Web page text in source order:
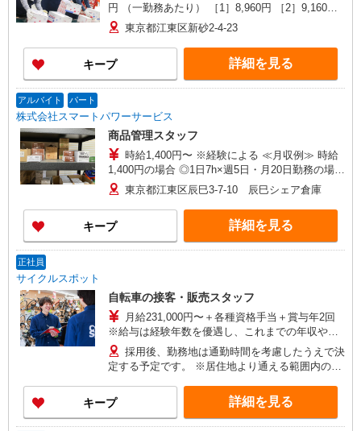
円 （一勤務あたり） ［1］8,960円 ［2］9,160円
［3］［4］［7］［9］18,200円 ［5］8,600円
［6］5,800円 ［8］11,400円 ※［3］［7］は2026
年9月末まで 時給1,500円（一勤務あたり19,200
円） ※時間帯によって割増手当が含まれます。
東京都江東区新砂2-4-23
キープ 詳細を見る
アルバイト パート
株式会社スマートパワーサービス
商品管理スタッフ
時給1,400円〜 ※経験による ≪月収例≫ 時給
1,400円の場合 ◎1日7h×週5日・月20日勤務の場合
月収196,000円＋交通費 ◎1日7h×週4日・月16
日勤務の場合 月収156,800円＋交通費 ＼希望す
る収入に応じて働き方を考慮／
東京都江東区辰巳3-7-10 辰巳シェア倉庫
キープ 詳細を見る
正社員
サイクルスポット
自転車の接客・販売スタッフ
月給231,000円〜＋各種資格手当＋賞与年2回
※給与は経験年数を優遇し、これまでの年収やキ
ャリアを考慮します。 ※試用期間（4ヶ月間）あ
り。その間に待遇の変更はありません。
採用後、勤務地は通勤時間を考慮したうえで決
定する予定です。 ※居住地より通える範囲内の店
後） ★引越しを伴う転勤はありません ★全店舗自
転車通勤OK！ 下記参考店舗 ・サイクルスポット
武蔵小杉店（神奈川県川崎市中原区小杉町3-29-
キープ 詳細を見る